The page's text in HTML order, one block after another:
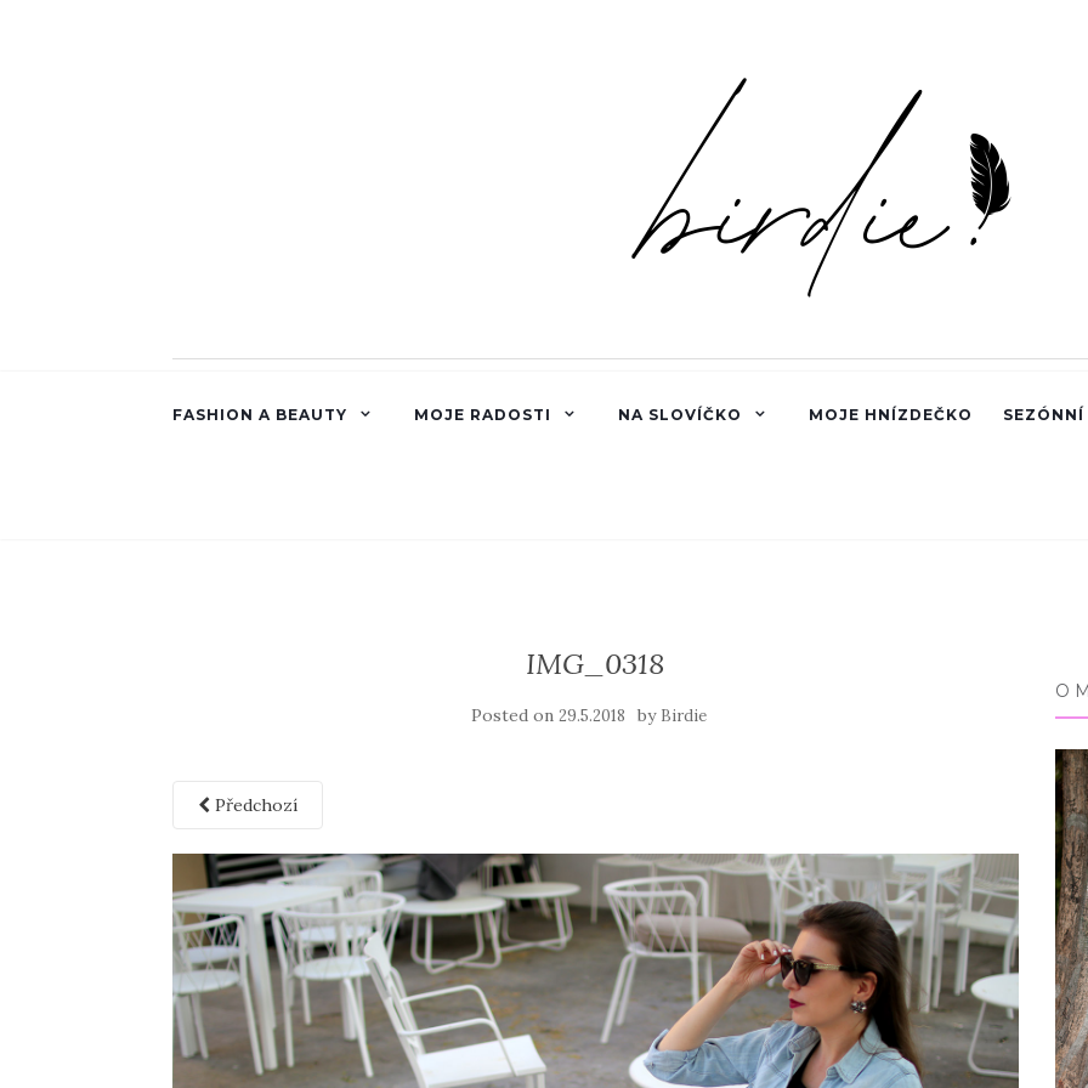
FASHION A BEAUTY MOJE RADOSTI NA SLOVÍČKO MOJE HNÍZDEČKO
IMG_0318
Posted on29.5.2018 by Birdie
Předchozí
O